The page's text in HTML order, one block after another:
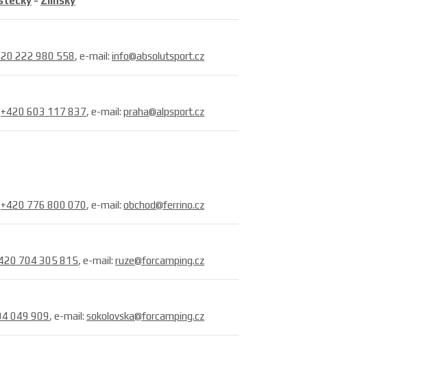
222 980 558, e-mail:info@absolutsport.cz
+420 603 117 837, e-mail:praha@alpsport.cz
+420 776 800 070, e-mail:obchod@ferrino.cz
704 305 815, e-mail:ruze@forcamping.cz
049 909, e-mail:sokolovska@for­camping.cz